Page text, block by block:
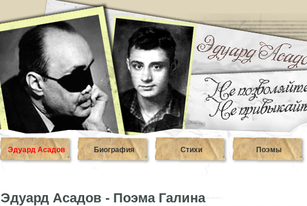
Эдуард Асадов Биография Стихи Поэмы
Эдуард Асадов - Поэма Галина